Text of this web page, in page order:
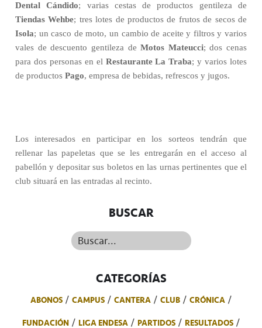
Dental Cándido; varias cestas de productos gentileza de
Tiendas Wehbe; tres lotes de productos de frutos de secos de
Isola; un casco de moto, un cambio de aceite y filtros y varios
vales de descuento gentileza deMotos Mateucci; dos cenas
para dos personas en el Restaurante La Traba; y varios lotes
de productos Pago, empresa de bebidas, refrescos y jugos.
Los interesados en participar en los sorteos tendrán que
rellenar las papeletas que se les entregarán en el acceso al
pabellón y depositar sus boletos en las urnas pertinentes que el
club situará en las entradas al recinto.
BUSCAR
Buscar...
CATEGORÍAS
ABONOS CAMPUS CANTERA CLUB
CRÓNICA
FUNDACIÓN
LIGA ENDESA PARTIDOS RESULTADOS